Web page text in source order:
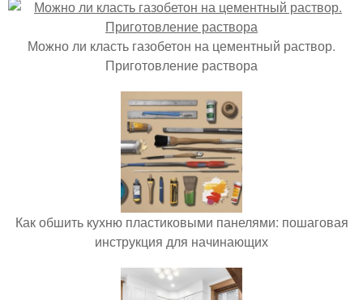
Можно ли класть газобетон на цементный раствор.
Приготовление раствора
Как обшить кухню пластиковыми панелями: пошаговая
инструкция для начинающих